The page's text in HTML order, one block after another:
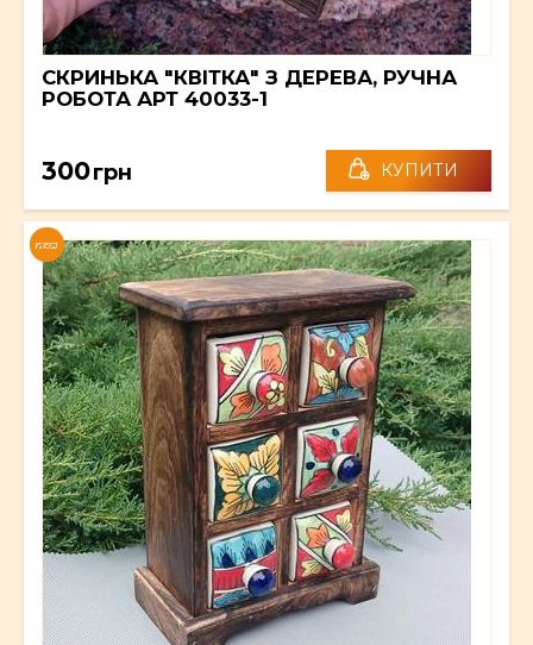
СКРИНЬКА "КВІТКА" З ДЕРЕВА, РУЧНА
РОБОТА АРТ 40033-1
300грн КУПИТИ
NEW